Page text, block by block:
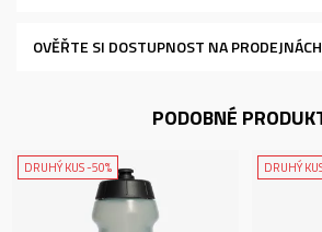
OVĚŘTE SI DOSTUPNOST NA PRODEJNÁCH
PODOBNÉ
DRUHÝ KUS -50% DRUHÝ